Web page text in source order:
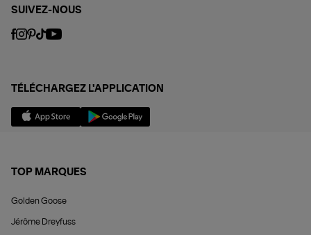
SUIVEZ-NOUS
TÉLÉCHARGEZ L'APPLICATION
TOP MARQUES
Golden Goose
Jérôme Dreyfuss